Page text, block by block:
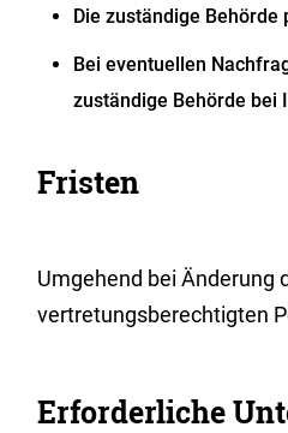
Die zuständige
Bei eventuellen
zuständige Behörde bei
Fristen
Umgehend bei Änderung
vertretungsberechtigten
Erforderliche